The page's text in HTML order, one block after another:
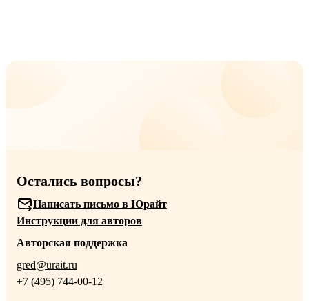
Остались вопросы?
Написать письмо в Юрайт
Инструкции для авторов
Авторская поддержка
gred@urait.ru
+7 (495) 744-00-12